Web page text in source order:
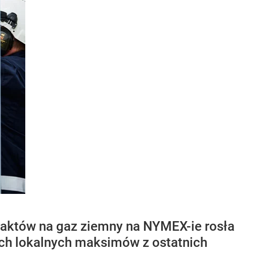
na gaz ziemny na NYMEX-ie rosła
lokalnych maksimów z ostatnich